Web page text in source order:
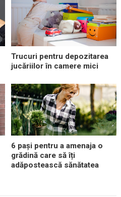
Trucuri pentru depozitarea
jucăriilor în camere mici
6 pași pentru a amenaja o
grădină care să îți
adăpostească sănătatea